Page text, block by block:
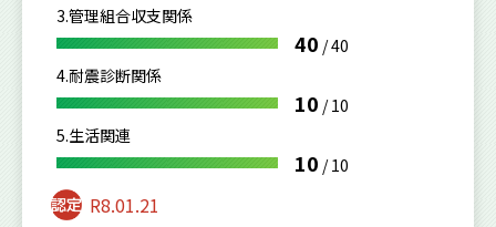
3.管理組合収支関係
40 /40
4.耐震診断関係
10 /10
5.生活関連
10 /10
R8.01.21